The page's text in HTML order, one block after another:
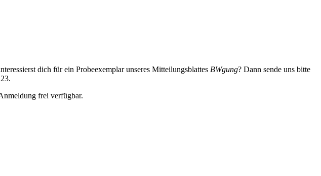
dich für ein Probeexemplar unseres Mitteilungsblattes BWgung? Dann sende uns bitte
frei verfügbar.